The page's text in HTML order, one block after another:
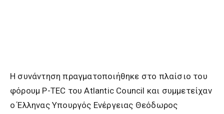
Η συνάντηση πραγματοποιήθηκε στο πλαίσιο του
φόρουμ P-TEC του Atlantic Council και συμμετείχαν
ο Έλληνας Υπουργός Ενέργειας Θεόδωρος